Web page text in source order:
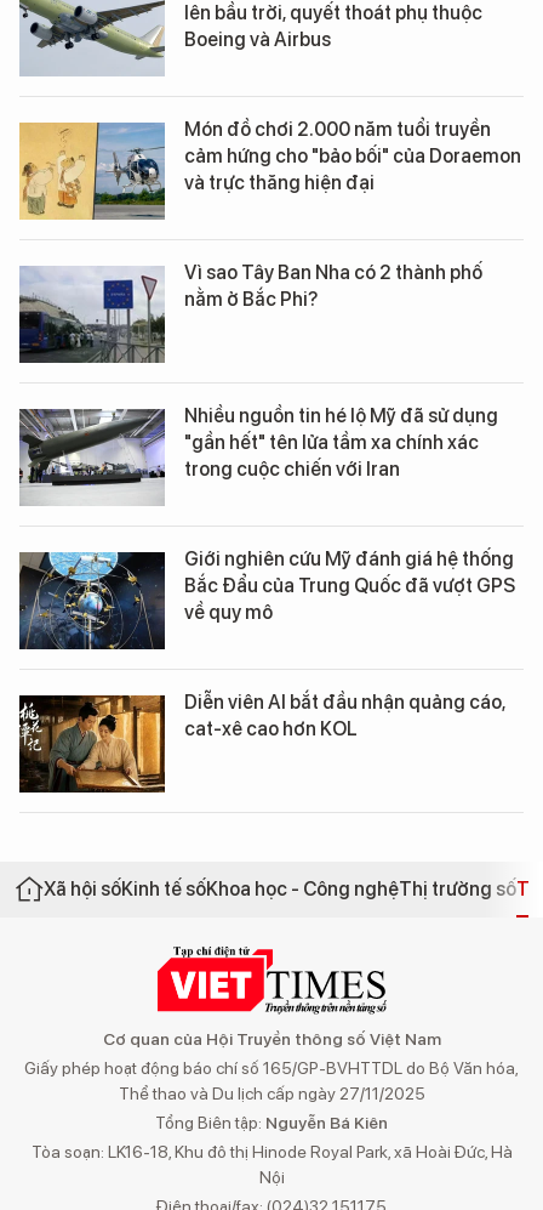
lên bầu trời, quyết thoát phụ thuộc
Boeing và Airbus
Món đồ chơi 2.000 năm tuổi truyền
cảm hứng cho "bảo bối" của Doraemon
và trực thăng hiện đại
Vì sao Tây Ban Nha có 2 thành phố
nằm ở Bắc Phi?
Nhiều nguồn tin hé lộ Mỹ đã sử dụng
"gần hết" tên lửa tầm xa chính xác
trong cuộc chiến với Iran
Giới nghiên cứu Mỹ đánh giá hệ thống
Bắc Đẩu của Trung Quốc đã vượt GPS
về quy mô
Diễn viên AI bắt đầu nhận quảng cáo,
cat-xê cao hơn KOL
Xã hội sốKinh tế sốKhoa học - Công nghệThị trường số
Cơ quan của Hội Truyền thông số Việt Nam
Giấy phép hoạt động báo chí số 165/GP-BVHTTDL do Bộ Văn hóa,
Thể thao và Du lịch cấp ngày 27/11/2025
Tổng Biên tập: Nguyễn Bá Kiên
Tòa soạn: LK16-18, Khu đô thị Hinode Royal Park, xã Hoài Đức, Hà
Nội